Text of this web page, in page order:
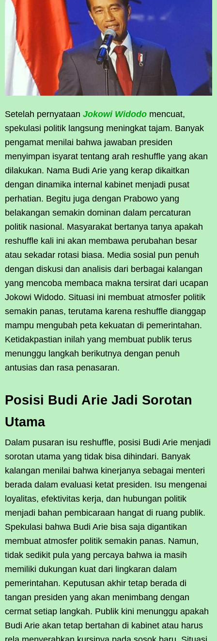
Setelah pernyataan Jokowi Widodo mencuat,
spekulasi politik langsung meningkat tajam. Banyak
pengamat menilai bahwa jawaban presiden
menyimpan isyarat tentang arah reshuffle yang akan
dilakukan. Nama Budi Arie yang kerap dikaitkan
dengan dinamika internal kabinet menjadi pusat
perhatian. Begitu juga dengan Prabowo yang
belakangan semakin dominan dalam percaturan
politik nasional. Masyarakat bertanya tanya apakah
reshuffle kali ini akan membawa perubahan besar
atau sekadar rotasi biasa. Media sosial pun penuh
dengan diskusi dan analisis dari berbagai kalangan
yang mencoba membaca makna tersirat dari ucapan
Jokowi Widodo. Situasi ini membuat atmosfer politik
semakin panas, terutama karena reshuffle dianggap
mampu mengubah peta kekuatan di pemerintahan.
Ketidakpastian inilah yang membuat publik terus
menunggu langkah berikutnya dengan penuh
antusias dan rasa penasaran.
Posisi Budi Arie Jadi Sorotan
Utama
Dalam pusaran isu reshuffle, posisi Budi Arie menjadi
sorotan utama yang tidak bisa dihindari. Banyak
kalangan menilai bahwa kinerjanya sebagai menteri
berada dalam evaluasi ketat presiden. Isu mengenai
loyalitas, efektivitas kerja, dan hubungan politik
menjadi bahan pembicaraan hangat di ruang publik.
Spekulasi bahwa Budi Arie bisa saja digantikan
membuat atmosfer politik semakin panas. Namun,
tidak sedikit pula yang percaya bahwa ia masih
memiliki dukungan kuat dari lingkaran dalam
pemerintahan. Keputusan akhir tetap berada di
tangan presiden yang akan menimbang dengan
cermat setiap langkah. Publik kini menunggu apakah
Budi Arie akan tetap bertahan di kabinet atau harus